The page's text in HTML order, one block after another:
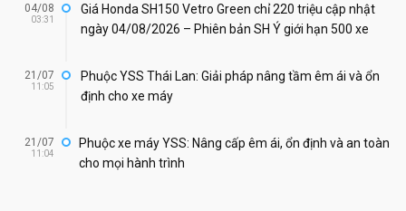
04/08
03:31
Giá Honda SH150 Vetro Green chỉ 220 triệu cập nhật
ngày 04/08/2026 – Phiên bản SH Ý giới hạn 500 xe
21/07
11:05
Phuộc YSS Thái Lan: Giải pháp nâng tầm êm ái và ổn
định cho xe máy
21/07
11:04
Phuộc xe máy YSS: Nâng cấp êm ái, ổn định và an toàn
cho mọi hành trình